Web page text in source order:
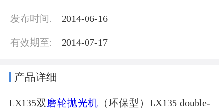
发布时间: 2014-06-16
有效期至: 2014-07-17
产品详细
LX135双 磨轮抛光机 （环保型）LX135 double-